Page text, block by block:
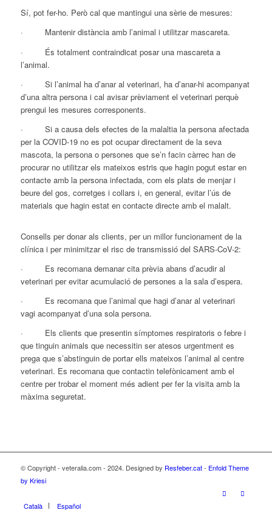
Sí, pot fer-ho. Però cal que mantingui una sèrie de mesures:
· Mantenir distància amb l’animal i utilitzar mascareta.
· És totalment contraindicat posar una mascareta a
l’animal.
· Si l’animal ha d’anar al veterinari, ha d’anar-hi acompanyat
d’una altra persona i cal avisar prèviament el veterinari perquè
prengui les mesures corresponents.
· Si a causa dels efectes de la malaltia la persona afectada
per la COVID-19 no es pot ocupar directament de la seva
mascota, la persona o persones que se’n facin càrrec han de
procurar no utilitzar els mateixos estris que hagin pogut estar en
contacte amb la persona infectada, com els plats de menjar i
beure del gos, corretges i collars i, en general, evitar l’ús de
materials que hagin estat en contacte directe amb el malalt.
Consells per donar als clients, per un millor funcionament de la
clínica i per minimitzar el risc de transmissió del SARS-CoV-2:
· Es recomana demanar cita prèvia abans d’acudir al
veterinari per evitar acumulació de persones a la sala d’espera.
· Es recomana que l’animal que hagi d’anar al veterinari
vagi acompanyat d’una sola persona.
· Els clients que presentin símptomes respiratoris o febre i
que tinguin animals que necessitin ser atesos urgentment es
prega que s’abstinguin de portar ells mateixos l’animal al centre
veterinari. Es recomana que contactin telefònicament amb el
centre per trobar el moment més adient per fer la visita amb la
màxima seguretat.
© Copyright - veteralia.com - 2024. Designed by Resfeber.cat- Enfold Theme
by Kriesi
Català Español